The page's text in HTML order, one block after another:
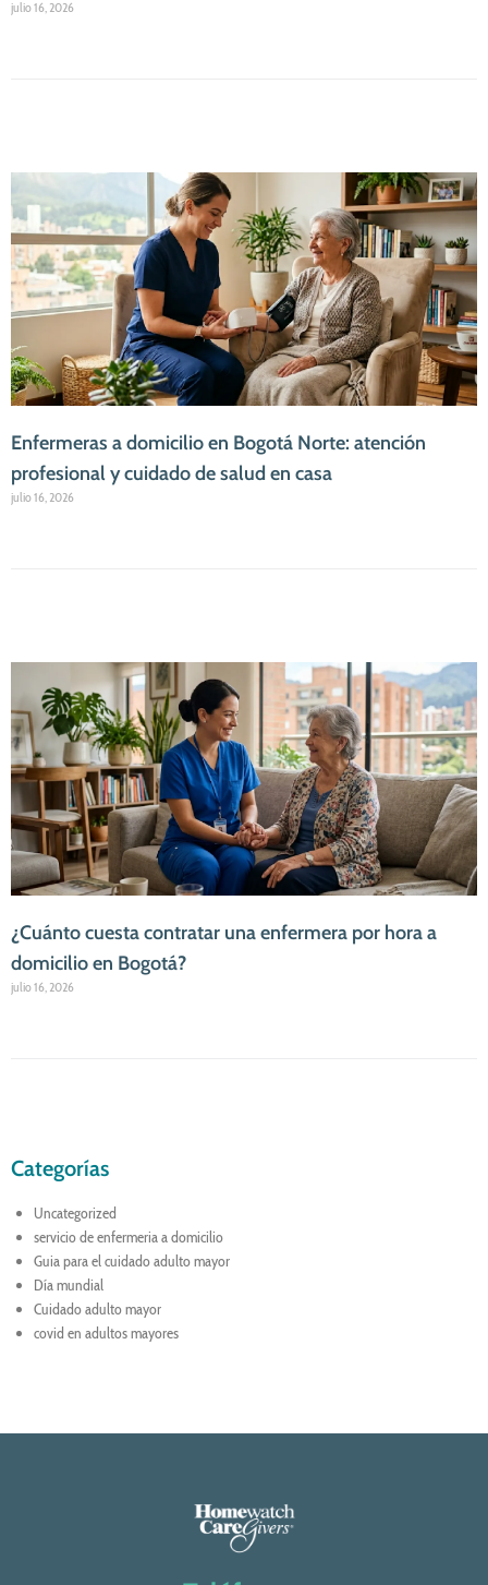
julio 16, 2026
Enfermeras a domicilio en Bogotá Norte: atención
profesional y cuidado de salud en casa
julio 16, 2026
¿Cuánto cuesta contratar una enfermera por hora a
domicilio en Bogotá?
julio 16, 2026
Categorías
Uncategorized
servicio de enfermeria a domicilio
Guia para el cuidado adulto mayor
Día mundial
Cuidado adulto mayor
covid en adultos mayores